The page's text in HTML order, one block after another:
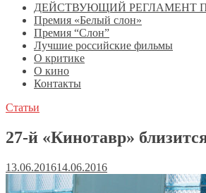
ДЕЙСТВУЮЩИЙ РЕГЛАМЕНТ
Премия «Белый слон»
Премия “Слон”
Лучшие российские фильмы
О критике
О кино
Контакты
Статьи
27-й «Кинотавр»
13.06.201614.06.2016